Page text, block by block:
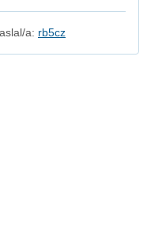
a: rb5cz